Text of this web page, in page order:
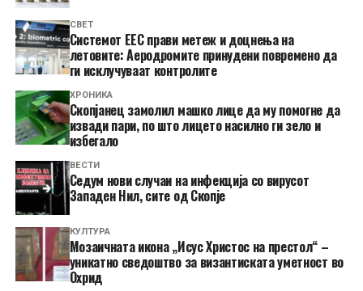
СВЕТ
Системот ЕЕС прави метеж и доцнења на
летовите: Аеродромите принудени повремено да
ги исклучуваат контролите
ХРОНИКА
Скопјанец замолил машко лице да му помогне да
извади пари, по што лицето насилно ги зело и
избегало
ВЕСТИ
Седум нови случаи на инфекција со вирусот
Западен Нил, сите од Скопје
КУЛТУРА
Мозаичната икона „Исус Христос на престол“ –
уникатно сведоштво за византиската уметност во
Охрид